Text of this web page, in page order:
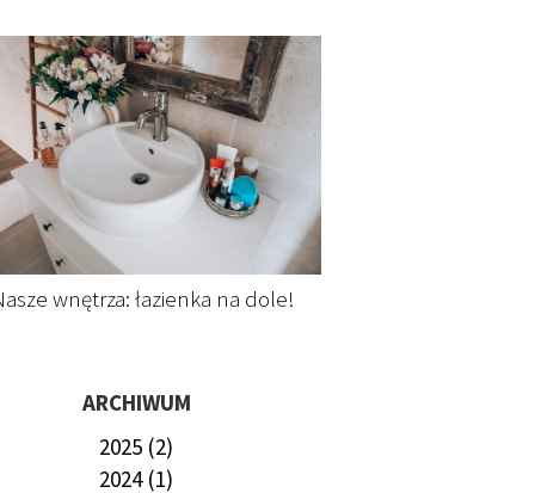
wnętrza: łazienka na dole!
ARCHIWUM
2025 (2)
2024 (1)